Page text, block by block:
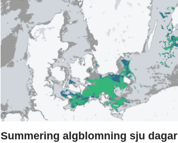
Summering algblomning sju dagar